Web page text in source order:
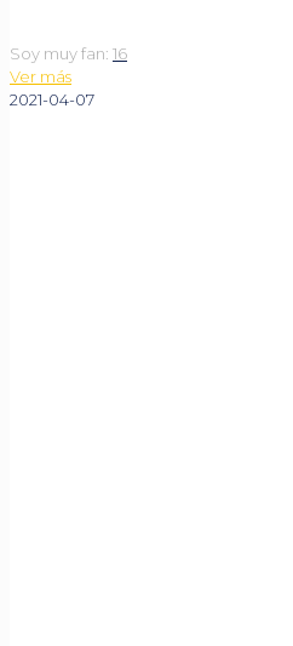
Soy muy fan: 16
Ver más
2021-04-07